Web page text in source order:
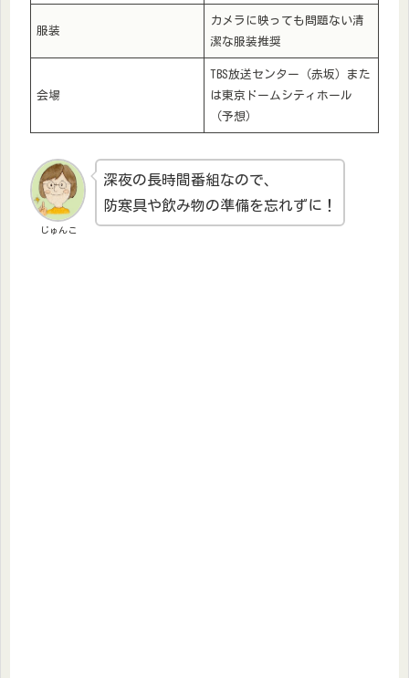
服装
カメラに映っても問題ない清
潔な服装推奨
会場
TBS放送センター（赤坂）また
は東京ドームシティホール
（予想）
じゅんこ
深夜の長時間番組なので、
防寒具や飲み物の準備を忘れずに！